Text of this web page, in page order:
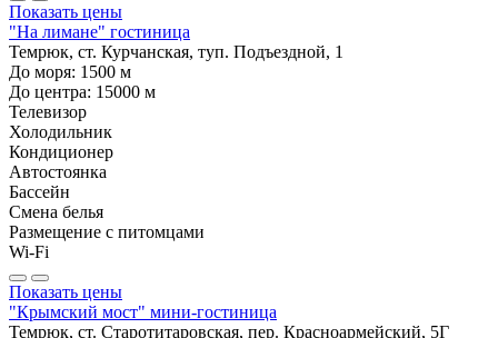
Показать цены
"На лимане" гостиница
Темрюк, ст. Курчанская, туп. Подъездной, 1
До моря: 1500 м
До центра: 15000 м
Телевизор
Холодильник
Кондиционер
Автостоянка
Бассейн
Смена белья
Размещение с питомцами
Wi-Fi
Показать цены
"Крымский мост" мини-гостиница
Темрюк, ст. Старотитаровская, пер. Красноармейский, 5Г